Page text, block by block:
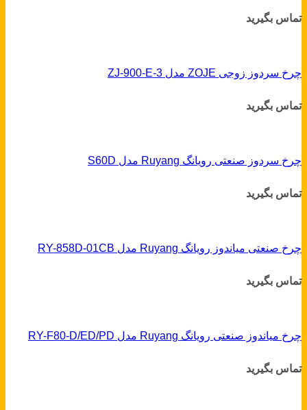
تماس بگیرید
چرخ سردوز زوجی ZOJE مدل ZJ-900-E-3
تماس بگیرید
چرخ سردوز صنعتی رویانگ Ruyang مدل S60D
تماس بگیرید
چرخ صنعتی میاندوز رویانگ Ruyang مدل RY-858D-01CB
تماس بگیرید
چرخ میاندوز صنعتی رویانگ Ruyang مدل RY-F80-D/ED/PD
تماس بگیرید